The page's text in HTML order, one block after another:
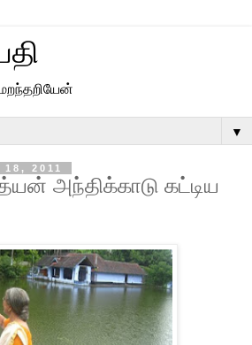
▼
2011
அந்திக்காடு கட்டிய